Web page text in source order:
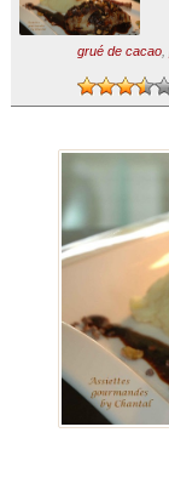
grué de cacao,